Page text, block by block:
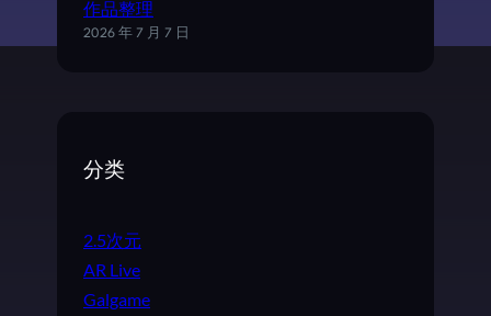
作品整理
2026 年 7 月 7 日
分类
2.5次元
AR Live
Galgame